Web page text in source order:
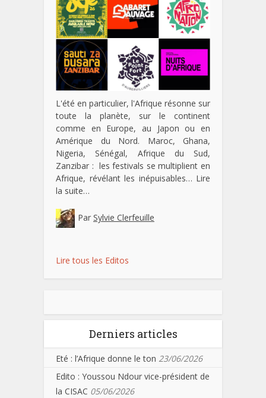
L'été en particulier, l'Afrique résonne sur
toute la planète, sur le continent
comme en Europe, au Japon ou en
Amérique du Nord. Maroc, Ghana,
Nigeria, Sénégal, Afrique du Sud,
Zanzibar : les festivals se multiplient en
Afrique, révélant les inépuisables… Lire
la suite…
Par Sylvie Clerfeuille
Lire tous les Editos
Derniers articles
Eté : l’Afrique donne le ton 23/06/2026
Edito : Youssou Ndour vice-président de
la CISAC 05/06/2026